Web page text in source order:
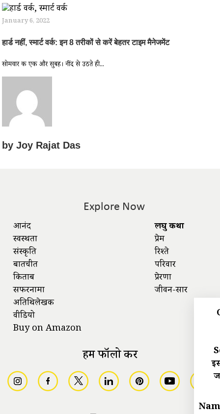
January 6, 2022
हार्ड नहीं, स्मार्ट वर्क: इन 8 तरीकों से करें बेहतर टाइम मैनेजमेंट
सोमवार की एक और सुबह। नींद से उठते ही...
by Joy Rajat Das
Explore Now
आनंद
स्वस्थता
संस्कृति
बातचीत
किताबें
सफरनामा
अतिथिलेखक
वीडियो
Buy on Amazon
लघु कथा
प्रेम
रिश्ते
परिवार
प्रेरणा
जीवन-सार
हमें फॉलो करें